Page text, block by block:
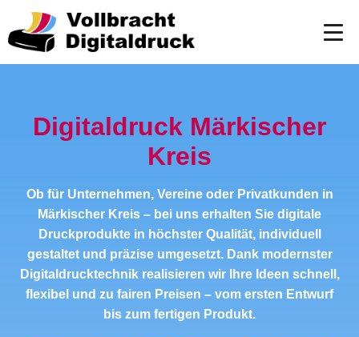
Digitaldruck Märkischer
Kreis
Ob für Unternehmen, Vereine oder Privatkunden in
Märkischer Kreis – bei uns erhalten Sie digitale
Druckprodukte in höchster Qualität, individuell
gestaltet und präzise umgesetzt. Dank modernster
Digitaldrucktechnik realisieren wir Ihre Ideen schnell,
flexibel und zu fairen Preisen – vom ersten Entwurf
bis zum fertigen Produkt.